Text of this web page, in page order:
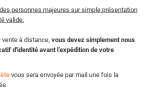
personnes majeures sur simple présentation
valide.
vente à distance, vous devez simplement nous
d'identité avant l’expédition de votre
vous sera envoyée par mail une fois la